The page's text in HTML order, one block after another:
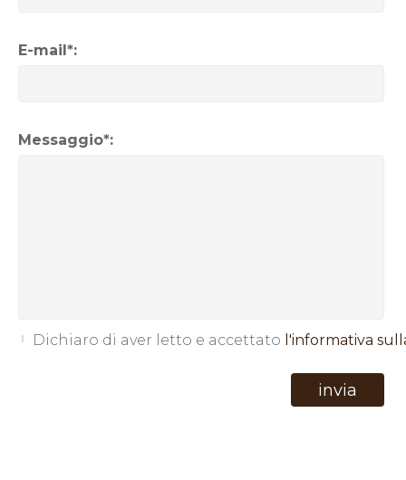
E-mail*:
Messaggio*:
Dichiaro di aver letto e accettato l'informativa